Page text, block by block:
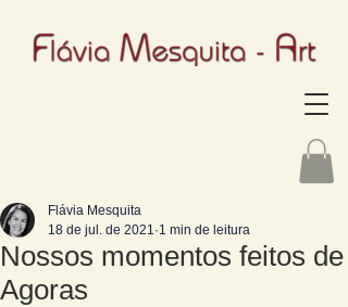
Nossos momentos feitos de
Agoras
Flávia Mesquita
18 de jul. de 2021 1 min de leitura